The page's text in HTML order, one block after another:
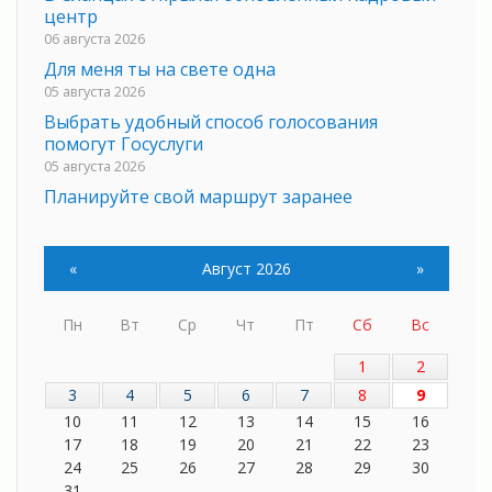
центр
06 августа 2026
Для меня ты на свете одна
05 августа 2026
Выбрать удобный способ голосования
помогут Госуслуги
05 августа 2026
Планируйте свой маршрут заранее
Мода вне возраста и границ
05 августа 2026
05 августа 2026
С заботой о здоровье
05 августа 2026
Лучшая из лучших
05 августа 2026
« Август 2026 »
Пн Вт Ср Чт Пт Сб
Вс
1
2
3
4 5 6 7 8
9
10
11 12 13 14 15
16
17
18 19 20 21 22
23
24
25 26 27 28 29
30